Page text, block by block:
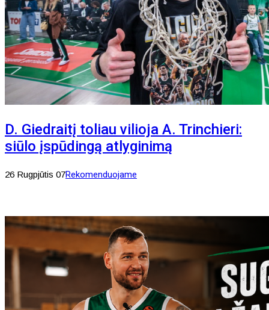
D. Giedraitį toliau vilioja A. Trinchieri:
siūlo įspūdingą atlyginimą
26 Rugpjūtis 07Rekomenduojame